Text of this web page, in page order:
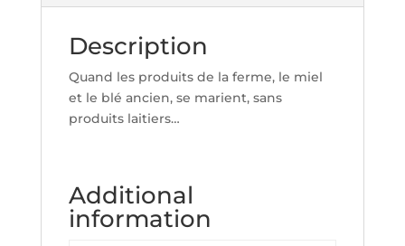
Description
Quand les produits de la ferme, le miel
et le blé ancien, se marient, sans
produits laitiers…
Additional
information